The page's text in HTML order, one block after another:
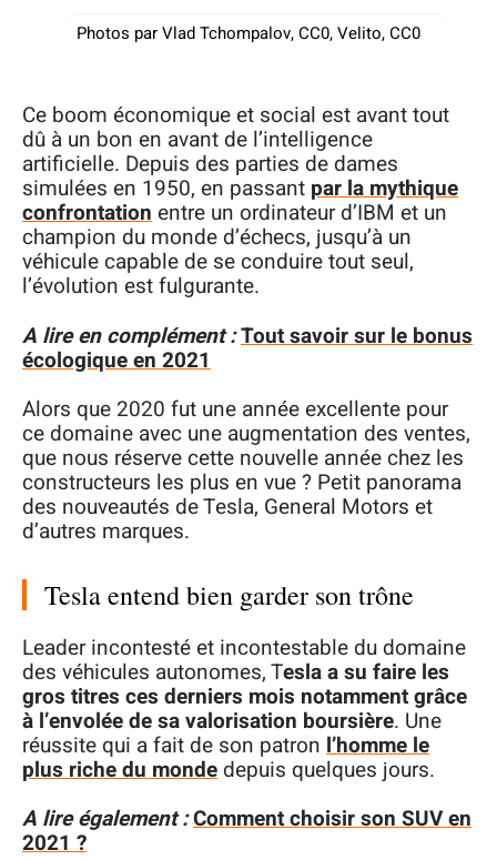
Photos par Vlad Tchompalov, CC0, Velito, CC0
Ce boom économique et social est avant tout
dû à un bon en avant de l’intelligence
artificielle. Depuis des parties de dames
simulées en 1950, en passant par la mythique
confrontationentre un ordinateur d’IBM et un
champion du monde d’échecs, jusqu’à un
véhicule capable de se conduire tout seul,
l’évolution est fulgurante.
A lire en complément :Tout savoir sur le bonus
écologique en 2021
Alors que 2020 fut une année excellente pour
ce domaine avec une augmentation des ventes,
que nous réserve cette nouvelle année chez les
constructeurs les plus en vue ? Petit panorama
des nouveautés de Tesla, General Motors et
d’autres marques.
Tesla entend bien garder son trône
Leader incontesté et incontestable du domaine
des véhicules autonomes, Tesla a su faire les
gros titres ces derniers mois notamment grâce
à l’envolée de sa valorisation boursière. Une
réussite qui a fait de son patron l’homme le
plus riche du monde depuis quelques jours.
A lire également :Comment choisir son SUV en
2021 ?